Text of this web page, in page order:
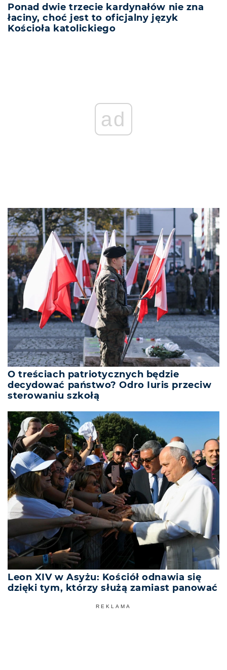
Ponad dwie trzecie kardynałów nie zna
łaciny, choć jest to oficjalny język
Kościoła katolickiego
ad
O treściach patriotycznych będzie
decydować państwo? Odro Iuris przeciw
sterowaniu szkołą
Leon XIV w Asyżu: Kościół odnawia się
dzięki tym, którzy służą zamiast panować
REKLAMA